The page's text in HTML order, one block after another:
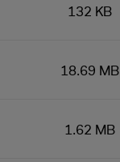
132 KB
18.69 MB
1.62 MB